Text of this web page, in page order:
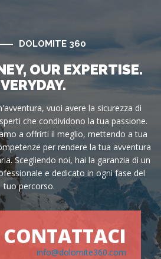
DOLOMITE 360
OUR EXPERTISE.
vuoi avere la sicurezza di
che condividono la tua passione.
a offrirti il meglio, mettendo a tua
per rendere la tua avventura
Scegliendo noi, hai la garanzia di un
e dedicato in ogni fase del
tuo percorso.
CONTATTACI
info@dolomite360.com